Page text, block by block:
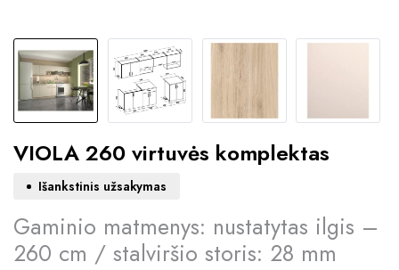
VIOLA 260 virtuvės komplektas
Išankstinis užsakymas
Gaminio matmenys: nustatytas ilgis –
260 cm / stalviršio storis: 28 mm